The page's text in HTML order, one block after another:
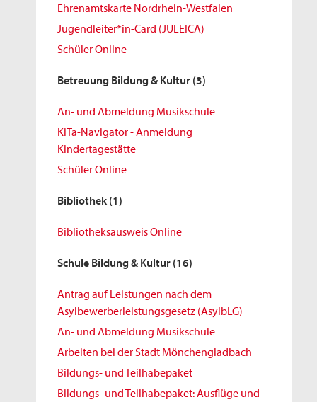
Ehrenamtskarte Nordrhein-Westfalen
Jugendleiter*in-Card (JULEICA)
Schüler Online
Betreuung Bildung & Kultur (3)
An- und Abmeldung Musikschule
KiTa-Navigator - Anmeldung
Kindertagestätte
Schüler Online
Bibliothek (1)
Bibliotheksausweis Online
Schule Bildung & Kultur (16)
Antrag auf Leistungen nach dem
Asylbewerberleistungsgesetz (AsylbLG)
An- und Abmeldung Musikschule
Arbeiten bei der Stadt Mönchengladbach
Bildungs- und Teilhabepaket
Bildungs- und Teilhabepaket: Ausflüge und